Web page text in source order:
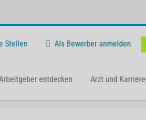
Stellen Als Bewerber anmelden
entdecken Arzt und Karriere